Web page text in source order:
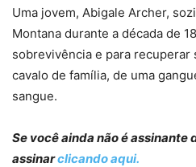
Uma jovem, Abigale Archer,
Montana durante a década de
sobrevivência e para
cavalo de família, de uma
sangue.
Se você ainda não é assinante
assinarclicando aqui.